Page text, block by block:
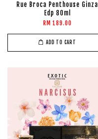
Rue Broca Penthouse Ginza
Edp 80ml
RM 189.00
ADD TO CART